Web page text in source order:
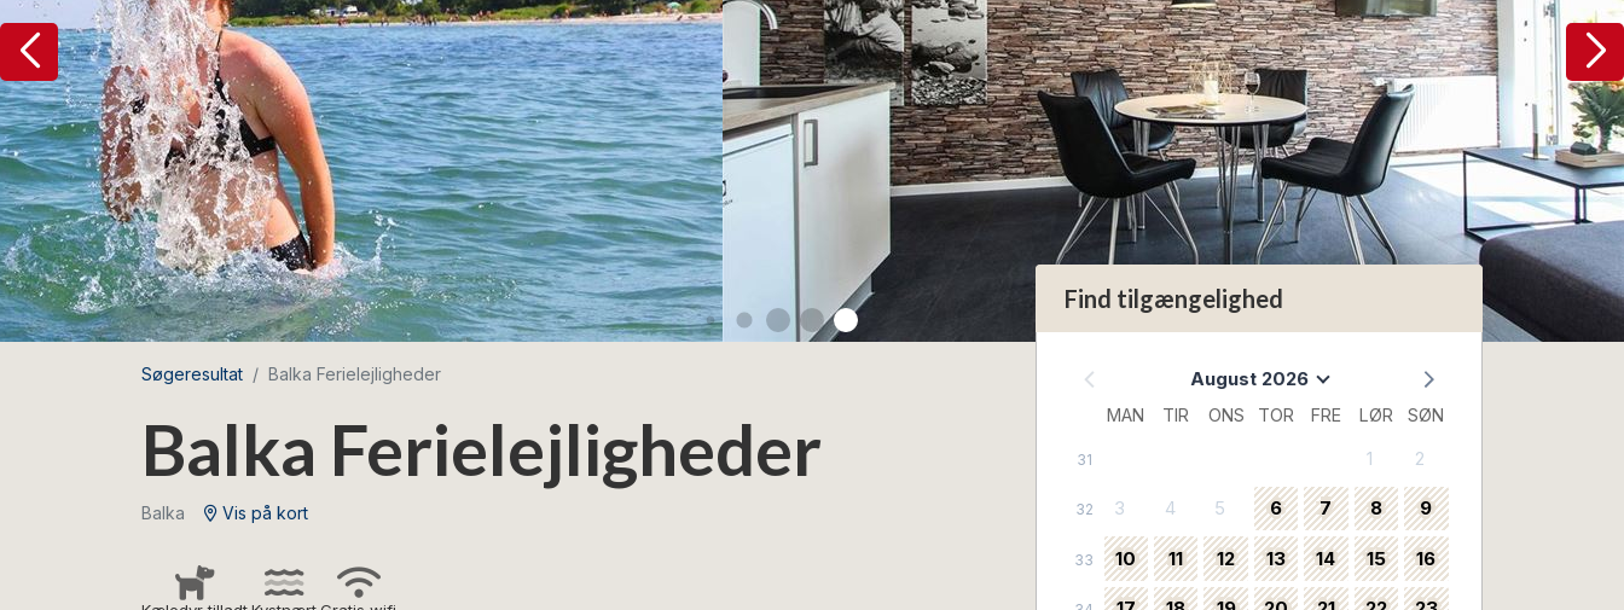
Søgeresultat Balka Ferielejligheder
Balka Ferielejligheder
Balka Vis på kort
Find tilgængelighed
August 2026
MAN TIR ONS TOR FRE LØR SØN
31 1 2
32 3 4 5 6 7 8 9
33 10 11 12 13 14 15 16